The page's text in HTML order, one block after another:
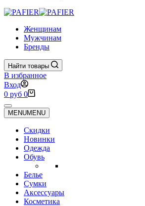
Женщинам
Мужчинам
Бренды
Найти товары
В избранное
Вход
Корзина
0 руб 0
MENUMENU
Скидки
Новинки
Одежда
Обувь
Белье
Сумки
Аксессуары
Косметика